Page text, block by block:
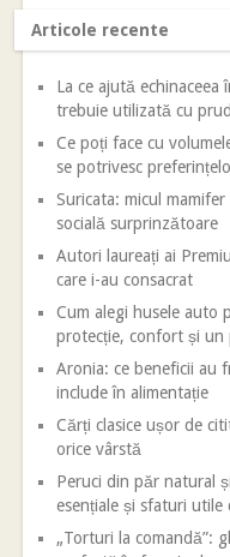
Articole recente
La ce ajută echinaceea
trebuie utilizată cu
Ce poți face cu
se potrivesc
Suricata: micul
socială surprinzătoare
Autori laureați ai
care i-au consacrat
Cum alegi husele auto
protecție, confort și un
Aronia: ce beneficii au
include în alimentație
Cărți clasice ușor de
orice vârstă
Peruci din păr natural
esențiale și sfaturi utile
„Torturi la comandă”: